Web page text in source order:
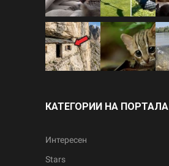
КАТЕГОРИИ НА ПОРТАЛА
Интересен
Stars